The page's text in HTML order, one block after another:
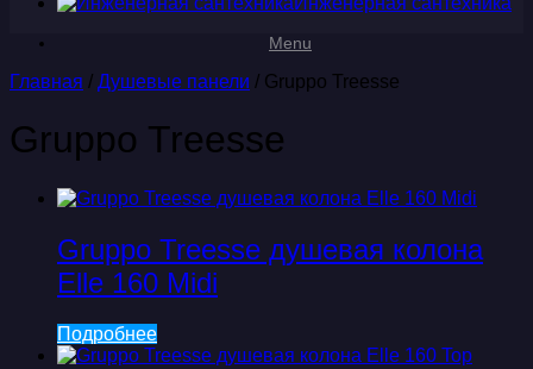
Menu
Главная / Душевые панели / Gruppo Treesse
Gruppo Treesse
Gruppo Treesse душевая колона
Elle 160 Midi
Подробнее